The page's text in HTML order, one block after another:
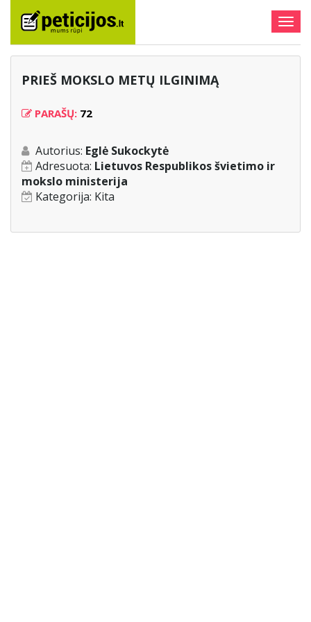
PRIEŠ MOKSLO METŲ ILGINIMĄ
PARAŠŲ: 72
Autorius: Eglė Sukockytė
Adresuota: Lietuvos Respublikos švietimo ir
mokslo ministerija
Kategorija: Kita